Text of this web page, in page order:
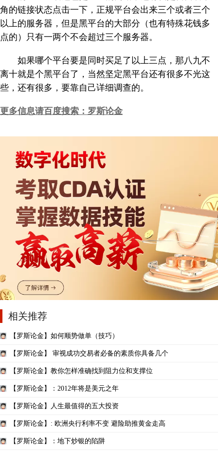
角的链接状态点击一下，正规平台会出来三个或者三个
以上的服务器，但是黑平台的大部分（也有特殊花钱多
点的）只有一两个不会超过三个服务器。
如果哪个平台要是同时买足了以上三点，那八九不
离十就是个黑平台了，当然坚定黑平台还有很多不光这
些，还有很多，要靠自己详细调查的。
更多信息请百度搜索：罗斯论金
相关推荐
【罗斯论金】如何顺势做单（技巧）
【罗斯论金】 审视成功交易者必备的素质你具备几个
【罗斯论金】教你怎样准确找到阻力位和支撑位
【罗斯论金】：2012年将是美元之年
【罗斯论金】人生最值得的五大投资
【罗斯论金】: 欧洲央行利率不变 避险助推黄金走高
【罗斯论金】：地下炒银的陷阱